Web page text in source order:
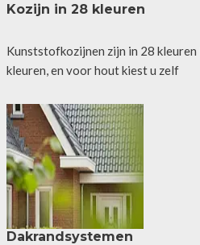
Kozijn in 28 kleuren
Kunststofkozijnen zijn in 28 kleuren
kleuren, en voor hout kiest u zelf
Dakrandsystemen